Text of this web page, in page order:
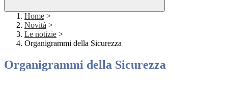
Home >
Novità >
Le notizie >
Organigrammi della Sicurezza
Organigrammi della Sicurezza